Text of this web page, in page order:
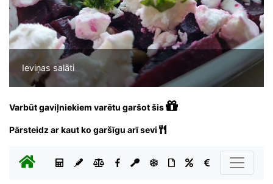
Ieviņas salāti
Varbūt gaviļniekiem varētu garšot šis
Pārsteidz ar kaut ko garšīgu arī sevi